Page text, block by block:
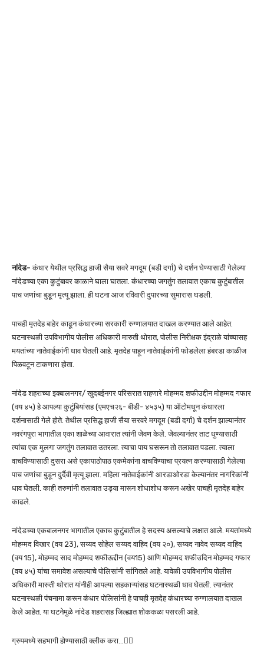
नांदेड- कंधार येथील प्रसिद्ध हाजी सैया सवरे मगदूम (बडी दर्गा) चे दर्शन घेण्यासाठी गेलेल्या
नांदेडच्या एका कुटुंबावर काळाने घाला घातला. कंधारच्या जगतुंग तलावात एकाच कुटुंबातील
पाच जणांचा बुडून मृत्यू झाला. ही घटना आज रविवारी दुपारच्या सुमारास घडली.
पाचही मृतदेह बाहेर काढून कंधारच्या सरकारी रुग्णालयात दाखल करण्यात आले आहेत.
घटनास्थळी उपविभागीय पोलीस अधिकारी मारुती थोरात, पोलीस निरीक्षक इंद्राळे यांच्यासह
मयतांच्या नातेवाईकांनी धाव घेतली आहे. मृतदेह पाहून नातेवाईकांनी फोडलेला हंबरडा काळीज
पिळवटून टाकणारा होता.
नांदेड शहराच्या इक्बालनगर/ खुदबईनगर परिसरात राहणारे मोहम्मद शफीउद्दीन मोहम्मद गफार
(वय ४५) हे आपल्या कुटुंबियांसह (एमएच२६- बीडी- ४५३५) या ऑटोमधून कंधारला
दर्शनासाठी गेले होते. तेथील प्रसिद्ध हाजी सैया सरवरे मगदूम (बडी दर्गा) चे दर्शन झाल्यानंतर
नवरंगपुरा भागातील एका शाळेच्या आवारात त्यांनी जेवण केले. जेवल्यानंतर ताट धुण्यासाठी
त्यांचा एक मुलगा जगतुंग तलावात उतरला. त्याचा पाय घसरून तो तलावात पडला. त्याला
वाचविण्यासाठी दुसरा असे एकापाठोपाठ एकमेकांना वाचविण्याचा प्रयत्न करण्यासाठी गेलेल्या
पाच जणांचा बुडून दुर्दैवी मृत्यू झाला. महिला नातेवाईकांनी आरडाओरडा केल्यानंतर नागरिकांनी
धाव घेतली. काही तरुणांनी तलावात उड्या मारून शोधाशोध करून अखेर पाचही मृतदेह बाहेर
काढले.
नांदेडच्या एकबालनगर भागातील एकाच कुटुंबातील हे सदस्य असल्याचे लक्षात आले. मयतांमध्ये
मोहम्मद विखार (वय 23), सय्यद सोहेल सय्यद वाहिद (वय २०), सय्यद नावेद सय्यद वाहिद
(वय 15), मोहम्मद साद मोहम्मद शफीऊद्दीन (वय15) आणि मोहम्मद शफीउदिन मोहम्मद गफार
(वय ४५) यांचा समावेश असल्याचे पोलिसांनी सांगितले आहे. यावेळी उपविभागीय पोलीस
अधिकारी मारुती थोरात यांनीही आपल्या सहकाऱ्यांसह घटनास्थळी धाव घेतली. त्यानंतर
घटनास्थळी पंचनामा करून कंधार पोलिसांनी हे पाचही मृतदेह कंधारच्या रुग्णालयात दाखल
केले आहेत. या घटनेमुळे नांदेड शहरासह जिल्ह्यात शोककळा पसरली आहे.
ग्रुपमध्ये सहभागी होण्यासाठी क्लीक करा…👆🏻